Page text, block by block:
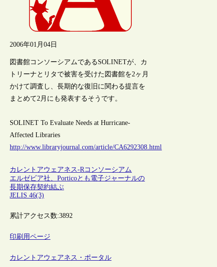
2006年01月04日
図書館コンソーシアムであるSOLINETが、カ
トリーナとリタで被害を受けた図書館を2ヶ月
かけて調査し、長期的な復旧に関わる提言を
まとめて2月にも発表するそうです。
SOLINET To Evaluate Needs at Hurricane-
Affected Libraries
http://www.libraryjournal.com/article/CA6292308.html
カレントアウェアネス-R コンソーシアム
エルゼビア社、Porticoとも電子ジャーナルの
長期保存契約結ぶ
JELIS 46(3)
累計アクセス数:3892
印刷用ページ
カレントアウェアネス・ポータル